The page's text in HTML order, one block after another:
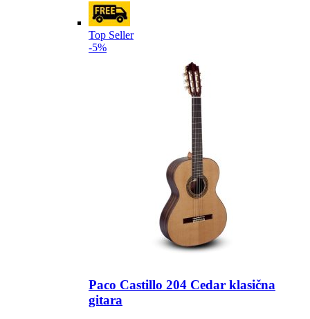
Top Seller
-5%
Paco Castillo 204 Cedar klasična
gitara